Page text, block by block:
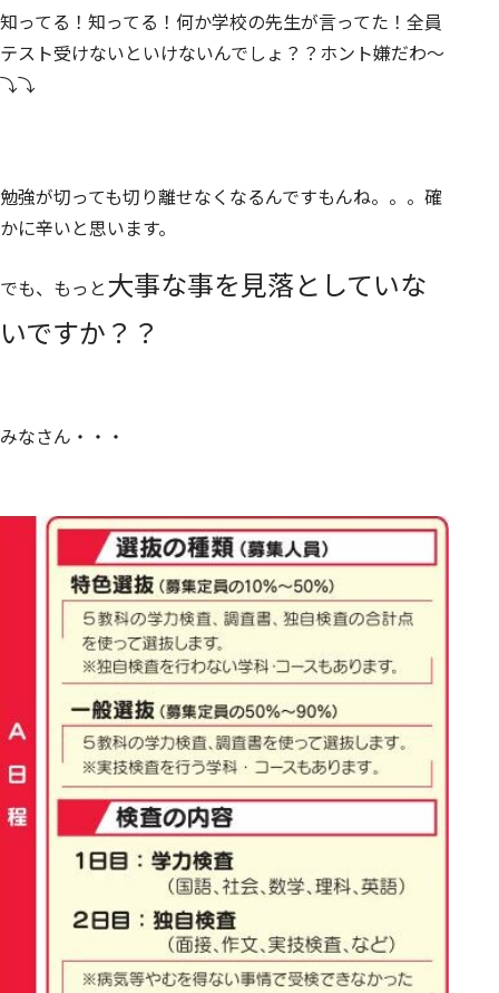
知ってる！知ってる！何か学校の先生が言ってた！全員
テスト受けないといけないんでしょ？？ホント嫌だわ～
⤵⤵
勉強が切っても切り離せなくなるんですもんね。。。確
かに辛いと思います。
でも、もっと大事な事を見落としていな
いですか？？
みなさん・・・